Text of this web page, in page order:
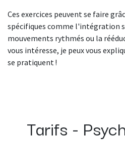
Ces exercices peuvent se faire
spécifiques comme l'intégration
mouvements rythmés ou la
vous intéresse, je peux vous
se pratiquent !
Tarifs -